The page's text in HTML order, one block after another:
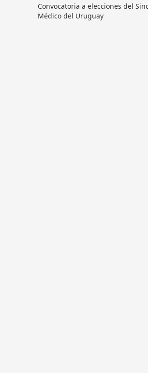
Convocatoria a elecciones del
Médico del Uruguay